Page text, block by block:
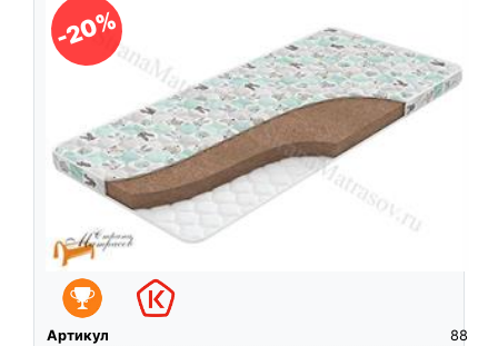
-20%
Артикул
88